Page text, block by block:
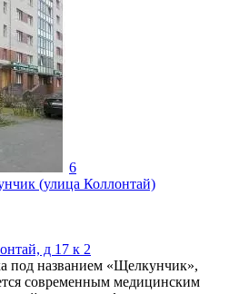
6
(улица Коллонтай)
д 17 к 2
под названием «Щелкунчик»,
современным медицинским